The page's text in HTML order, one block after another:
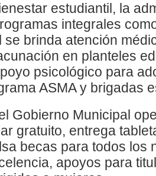
estudiantil, la
integrales
se brinda atención
en planteles
psicológico para
ASMA y brigadas
Gobierno Municipal
gratuito, entrega
becas para todos los
apoyos para